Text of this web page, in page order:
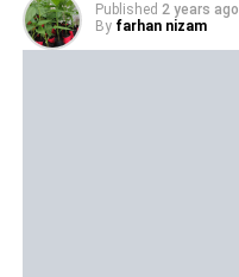
Published 2 years ago
By farhan nizam